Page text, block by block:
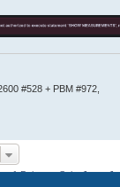
#528 + PBM #972,
1 Beitrag • Seite1von1